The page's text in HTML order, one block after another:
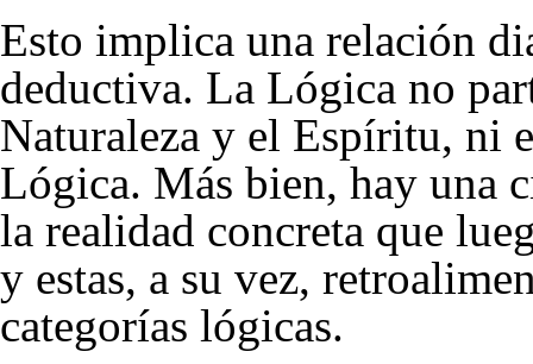
Esto implica una relación
deductiva. La Lógica no
Naturaleza y el Espíritu, ni
Lógica. Más bien, hay una
la realidad concreta que
y estas, a su vez,
categorías lógicas.